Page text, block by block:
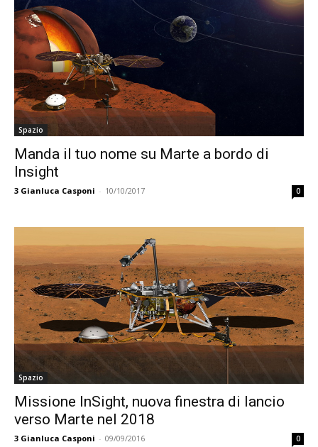
Spazio
Manda il tuo nome su Marte a bordo di
Insight
3 Gianluca Casponi - 10/10/2017 0
Spazio
Missione InSight, nuova finestra di lancio
verso Marte nel 2018
3 Gianluca Casponi - 09/09/2016 0